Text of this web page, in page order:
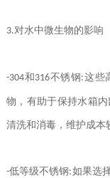
3.对水中微生物的影响
-304和 316不锈钢 :这些
物，有助于保持水箱
清洗和消毒，维护成本
-低等级不锈钢 :如果选